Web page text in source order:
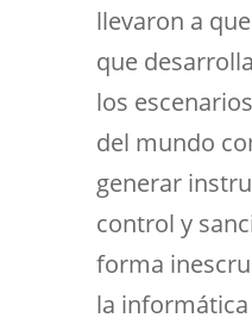
llevaron a
que
los
del mundo
generar
control y
forma
la